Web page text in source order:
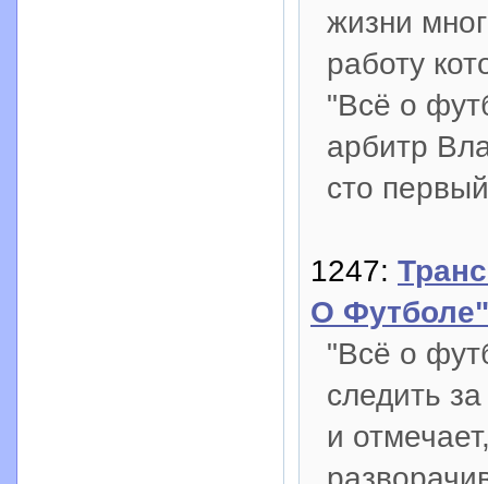
жизни
работу
"Всё о
арбитр
сто
1247:
О Футболе"
"Всё о
следить
и